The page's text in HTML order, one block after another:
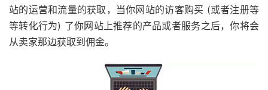
站的运营和流量的获取，当你网站的访客购买 (或者注册等
等转化行为) 了你网站上推荐的产品或者服务之后，你将会
从卖家那边获取到佣金。